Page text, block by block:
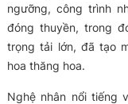
ngưỡng, công trình
đóng thuyền, trong
trọng tải lớn, đã tạo
hoa thăng hoa.
Nghệ nhân nổi tiếng